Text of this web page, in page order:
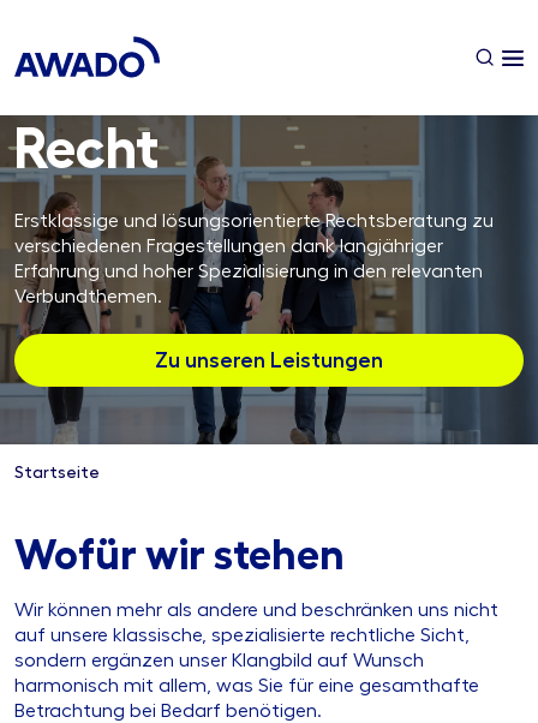
Recht
Erstklassige und lösungsorientierte Rechtsberatung zu
verschiedenen Fragestellungen dank langjähriger
Erfahrung und hoher Spezialisierung in den relevanten
Verbundthemen.
Zu unseren Leistungen
Startseite
Wofür wir stehen
Wir können mehr als andere und beschränken uns nicht
auf unsere klassische, spezialisierte rechtliche Sicht,
sondern ergänzen unser Klangbild auf Wunsch
harmonisch mit allem, was Sie für eine gesamthafte
Betrachtung bei Bedarf benötigen.